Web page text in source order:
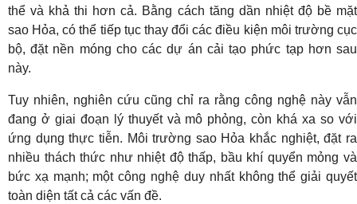
thể và khả thi hơn cả. Bằng cách tăng dần nhiệt độ bề mặt
sao Hỏa, có thể tiếp tục thay đổi các điều kiện môi trường cục
bộ, đặt nền móng cho các dự án cải tạo phức tạp hơn sau
này.
Tuy nhiên, nghiên cứu cũng chỉ ra rằng công nghệ này vẫn
đang ở giai đoạn lý thuyết và mô phỏng, còn khá xa so với
ứng dụng thực tiễn. Môi trường sao Hỏa khắc nghiệt, đặt ra
nhiều thách thức như nhiệt độ thấp, bầu khí quyển mỏng và
bức xạ mạnh; một công nghệ duy nhất không thể giải quyết
toàn diện tất cả các vấn đề.